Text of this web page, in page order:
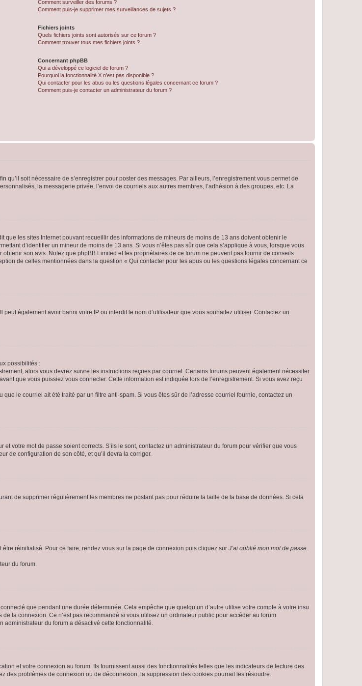
Comment surveiller des forums ?
Comment puis-je supprimer mes surveillances de sujets ?
Fichiers joints
Quels fichiers joints sont autorisés sur ce forum ?
Comment trouver tous mes fichiers joints ?
Concernant phpBB
Qui a développé ce logiciel de forum ?
Pourquoi la fonctionnalité X n’est pas disponible ?
Qui contacter pour les abus ou les questions légales concernant ce forum ?
Comment puis-je contacter un administrateur du forum ?
soit nécessaire de s’enregistrer pour poster des messages. Par ailleurs, l’enregistrement vous permet de
la messagerie privée, l’envoi de courriels aux autres membres, l’adhésion à des groupes, etc. La
que les sites Internet pouvant recueillir des informations de mineurs de moins de 13 ans doivent obtenir le
d’identifier un mineur de moins de 13 ans. Si vous n’êtes pas sûr que cela s’applique à vous, lorsque vous
son avis. Notez que phpBB Limited et les propriétaires de ce forum ne peuvent pas fournir de conseils
de celles mentionnées dans la question « Qui contacter pour les abus ou les questions légales concernant ce
également avoir banni votre IP ou interdit le nom d’utilisateur que vous souhaitez utiliser. Contactez un
possibilités :
alors vous devrez suivre les instructions reçues par courriel. Certains forums peuvent également nécessiter
que vous puissiez vous connecter. Cette information est indiquée lors de l’enregistrement. Si vous avez reçu
le courriel ait été traité par un filtre anti-spam. Si vous êtes sûr de l’adresse courriel fournie, contactez un
votre mot de passe soient corrects. S’ils le sont, contactez un administrateur du forum pour vérifier que vous
de configuration de son côté, et qu’il devra la corriger.
de supprimer régulièrement les membres ne postant pas pour réduire la taille de la base de données. Si cela
réinitialisé. Pour ce faire, rendez vous sur la page de connexion puis cliquez sur J’ai oublié mon mot de passe.
du forum.
que pendant une durée déterminée. Cela empêche que quelqu’un d’autre utilise votre compte à votre insu
de la connexion. Ce n’est pas recommandé si vous utilisez un ordinateur public pour accéder au forum
administrateur du forum a désactivé cette fonctionnalité.
et votre connexion au forum. Ils fournissent aussi des fonctionnalités telles que les indicateurs de lecture des
des problèmes de connexion ou de déconnexion, la suppression des cookies pourrait les résoudre.